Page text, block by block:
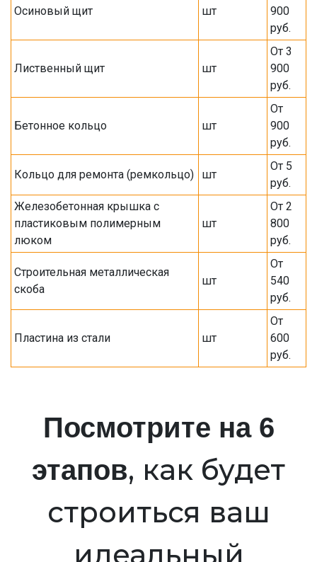
Осиновый щит шт
900
руб.
Лиственный щит шт
От 3
900
руб.
Бетонное кольцо шт
От
900
руб.
Кольцо для ремонта (ремкольцо) шт
От 5
руб.
Железобетонная крышка с
пластиковым полимерным
люком
шт
От 2
800
руб.
Строительная металлическая
скоба
шт
От
540
руб.
Пластина из стали шт
От
600
руб.
Посмотрите на 6
этапов, как будет
строиться ваш
идеальный